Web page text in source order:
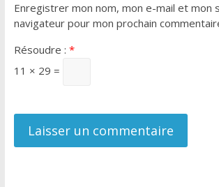
Enregistrer mon nom, mon e-mail et mon
navigateur pour mon prochain
Résoudre : *
11 × 29 =